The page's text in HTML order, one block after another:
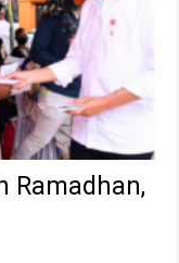
Ramadhan,